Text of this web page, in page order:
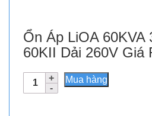
Ổn Áp LiOA 60KVA
60KII Dải 260V Giá
Ổn
Áp
Mua hàng